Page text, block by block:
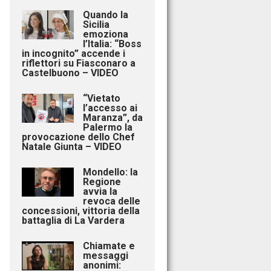
Quando la
Sicilia
emoziona
l’Italia: “Boss
in incognito” accende i
riflettori su Fiasconaro a
Castelbuono – VIDEO
“Vietato
l’accesso ai
Maranza”, da
Palermo la
provocazione dello Chef
Natale Giunta – VIDEO
Mondello: la
Regione
avvia la
revoca delle
concessioni, vittoria della
battaglia di La Vardera
Chiamate e
messaggi
anonimi: